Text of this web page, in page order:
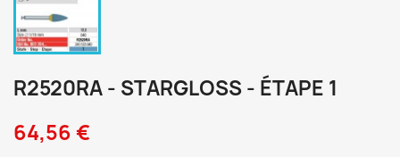
R2520RA - STARGLOSS - ÉTAPE 1
64,56 €